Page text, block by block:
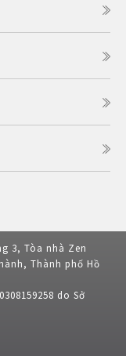
3, Tòa nhà Zen
Thành phố Hồ
do Sở